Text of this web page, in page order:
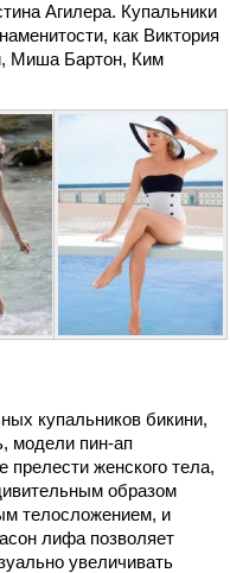
Агилера. Купальники
как Виктория
Миша Бартон, Ким
купальников бикини,
модели пин-ап
прелести женского тела,
образом
телосложением, и
лифа позволяет
увеличивать